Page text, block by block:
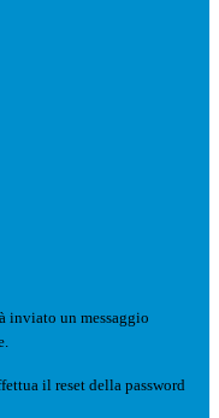
inviato un messaggio
il reset della password